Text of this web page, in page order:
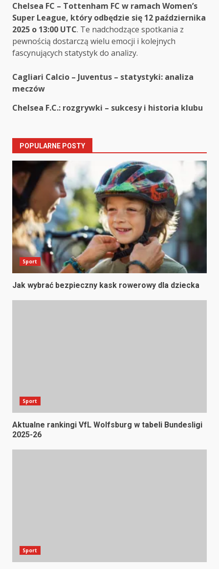
Chelsea FC – Tottenham FC w ramach Women’s
Super League, który odbędzie się 12 października
2025 o 13:00 UTC. Te nadchodzące spotkania z
pewnością dostarczą wielu emocji i kolejnych
fascynujących statystyk do analizy.
Post
Cagliari Calcio – Juventus – statystyki: analiza
meczów
Chelsea F.C.: rozgrywki – sukcesy i historia klubu
POPULARNE POSTY
Sport
Jak wybrać bezpieczny kask rowerowy dla dziecka
Sport
Aktualne rankingi VfL Wolfsburg w tabeli Bundesligi
2025-26
Sport